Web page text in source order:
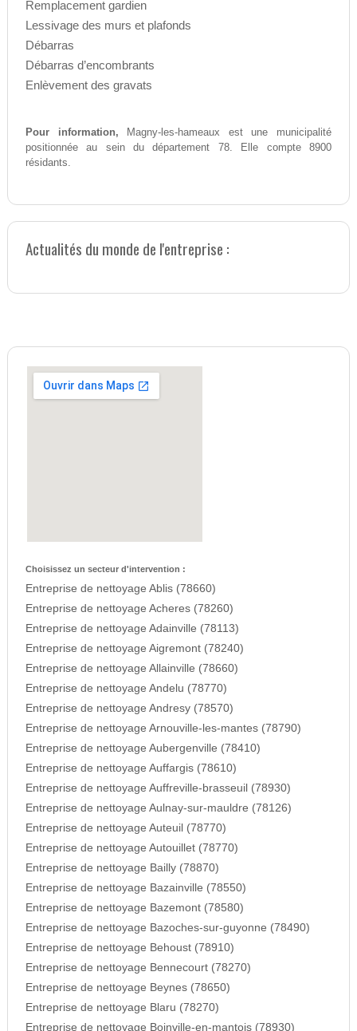
Remplacement gardien
Lessivage des murs et plafonds
Débarras
Débarras d’encombrants
Enlèvement des gravats
Pour information, Magny-les-hameaux est une municipalité
positionnée au sein du département 78. Elle compte 8900
résidants.
Actualités du monde de l'entreprise :
Choisissez un secteur d'intervention :
Entreprise de nettoyage Ablis (78660)
Entreprise de nettoyage Acheres (78260)
Entreprise de nettoyage Adainville (78113)
Entreprise de nettoyage Aigremont (78240)
Entreprise de nettoyage Allainville (78660)
Entreprise de nettoyage Andelu (78770)
Entreprise de nettoyage Andresy (78570)
Entreprise de nettoyage Arnouville-les-mantes (78790)
Entreprise de nettoyage Aubergenville (78410)
Entreprise de nettoyage Auffargis (78610)
Entreprise de nettoyage Auffreville-brasseuil (78930)
Entreprise de nettoyage Aulnay-sur-mauldre (78126)
Entreprise de nettoyage Auteuil (78770)
Entreprise de nettoyage Autouillet (78770)
Entreprise de nettoyage Bailly (78870)
Entreprise de nettoyage Bazainville (78550)
Entreprise de nettoyage Bazemont (78580)
Entreprise de nettoyage Bazoches-sur-guyonne (78490)
Entreprise de nettoyage Behoust (78910)
Entreprise de nettoyage Bennecourt (78270)
Entreprise de nettoyage Beynes (78650)
Entreprise de nettoyage Blaru (78270)
Entreprise de nettoyage Boinville-en-mantois (78930)